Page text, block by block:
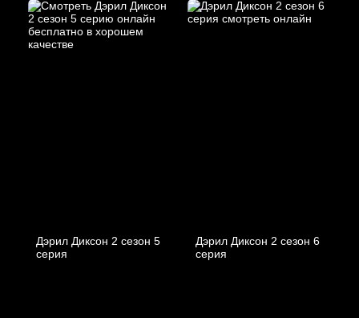
Дэрил Диксон 2 сезон 5
серия
Дэрил Диксон 2 сезон 6
серия